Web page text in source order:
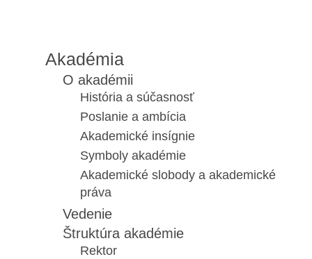
Akadémia
O akadémii
História a súčasnosť
Poslanie a ambícia
Akademické insígnie
Symboly akadémie
Akademické slobody a akademické
práva
Vedenie
Štruktúra akadémie
Rektor